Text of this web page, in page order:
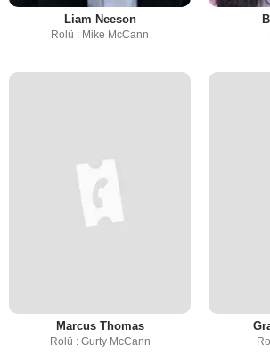
Liam Neeson
Rolü : Mike McCann
Marcus Thomas
Rolü : Gurty McCann